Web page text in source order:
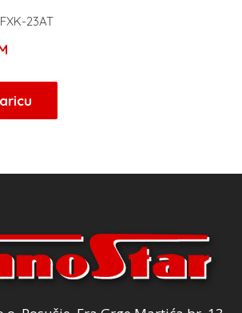
23AT